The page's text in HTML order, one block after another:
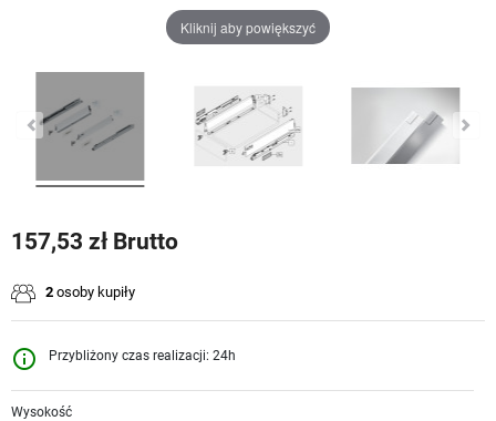
Kliknij aby powiększyć
157,53 zł Brutto
2 osoby kupiły
info_outline Przybliżony czas realizacji: 24h
Wysokość